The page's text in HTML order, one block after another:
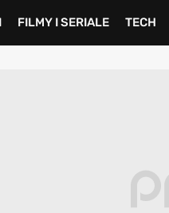
FILMY I SERIALE TECH